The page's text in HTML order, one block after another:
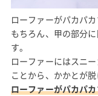
ローファーがパカパ
もちろん、甲の部分
す。
ローファーにはスニ
ことから、かかとが
ローファーがパカパ